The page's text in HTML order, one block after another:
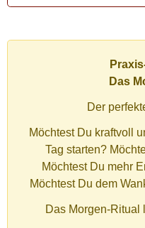
Das
Der
Möchtest Du kraftvoll
Tag starten?
Möchtest Du mehr
Möchtest Du dem
Das Morgen-Ritual